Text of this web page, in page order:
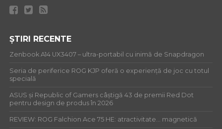
ȘTIRI RECENTE
Zenbook A14 UX3407 – ultra-portabil cu inimă de Snapdragon
Seria de periferice ROG KJP oferă o experiență de joc cu totul
specială
ASUS și Republic of Gamers câștigă 43 de premii Red Dot
pentru design de produs în 2026
REVIEW: ROG Falchion Ace 75 HE: atractivitate… magnetică